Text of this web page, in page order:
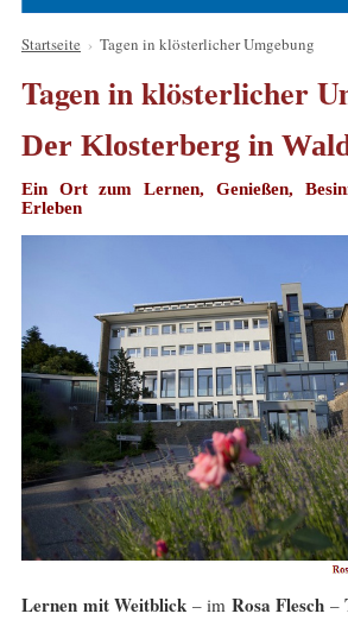
Startseite › Tagen in klösterlicher Umgebung
Tagen in klösterlicher
Der Klosterberg in
Ein Ort zumLernen, Genießen,
Erleben
Lernen mit Weitblick – im Rosa Flesch –